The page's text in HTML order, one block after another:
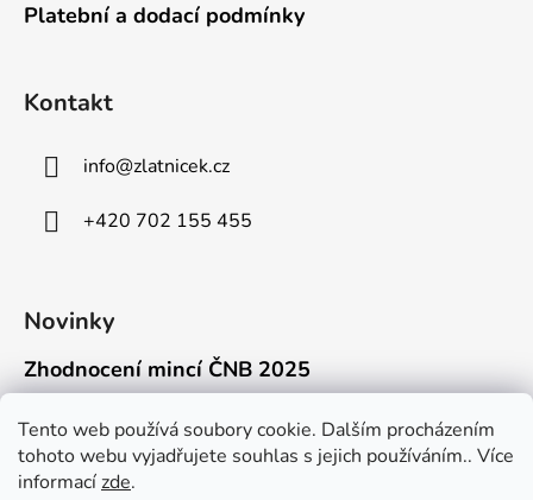
Tento web používá soubory cookie. Dalším procházením
tohoto webu vyjadřujete souhlas s jejich používáním.. Více
informacízde.
Platební a dodací podmínky
Kontakt
info@zlatnicek.cz
+420 702 155 455
Novinky
Zhodnocení mincí ČNB 2025
Připravili jsme pro vás jednoduchý a př...
Mýty o přepravě zlatých mincí mimo EU